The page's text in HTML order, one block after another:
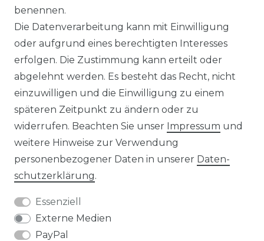
KONTAKT
Unsere Zahlungsmöglichkeiten
Wir versenden mit
benennen.
Die Datenverarbeitung kann mit Einwilligung
oder aufgrund eines berechtigten Interesses
erfolgen. Die Zustimmung kann erteilt oder
abgelehnt werden. Es besteht das Recht, nicht
einzuwilligen und die Einwilligung zu einem
späteren Zeitpunkt zu ändern oder zu
widerrufen. Beachten Sie unser Impressum und
weitere Hinweise zur Verwendung
personenbezogener Daten in unserer Daten­
schutz­erklärung.
Essenziell
Externe Medien
PayPal